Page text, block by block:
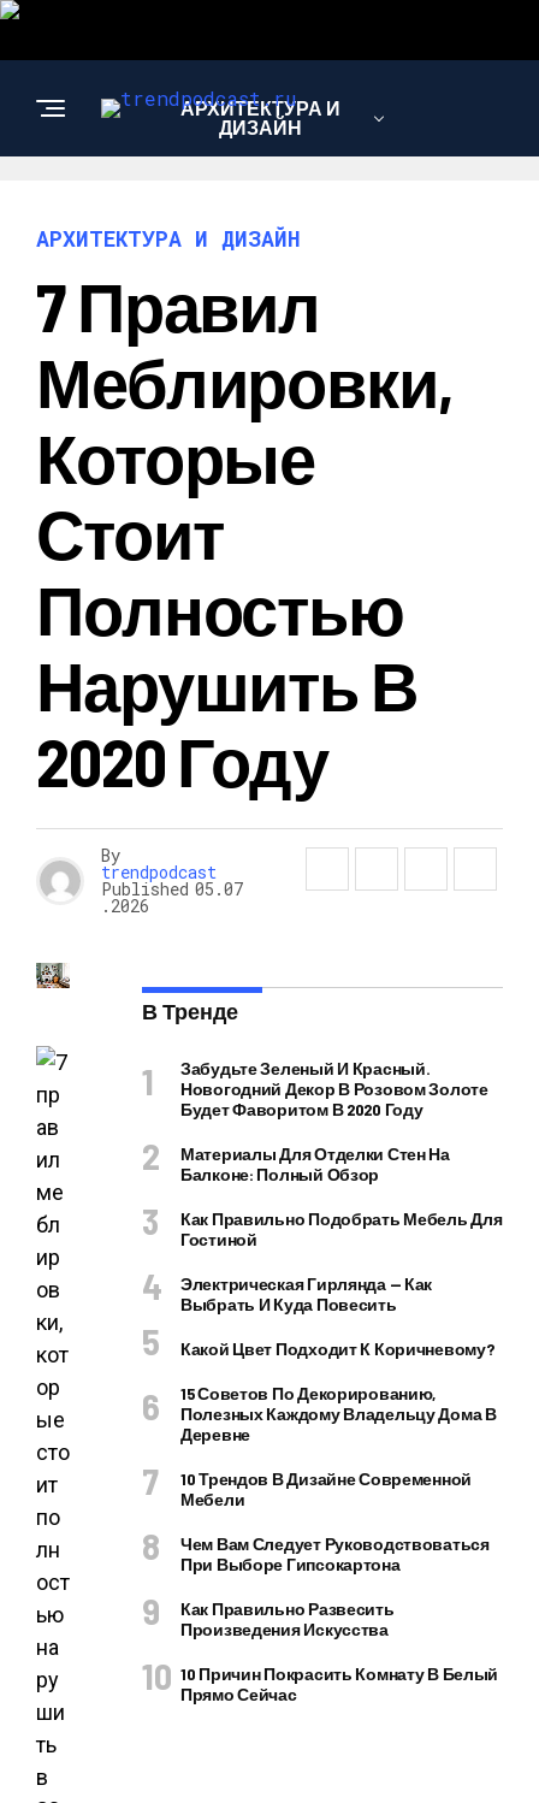
АРХИТЕКТУРА И
ДИЗАЙН
АРХИТЕКТУРА И ДИЗАЙН
7 Правил
Меблировки,
Которые
Стоит
Полностью
Нарушить В
2020 Году
By
trendpodcast
Published 05.07
.2026
В Тренде
Забудьте Зеленый И Красный.
Новогодний Декор В Розовом Золоте
Будет Фаворитом В 2020 Году
Материалы Для Отделки Стен На
Балконе: Полный Обзор
Как Правильно Подобрать Мебель Для
Гостиной
Электрическая Гирлянда — Как
Выбрать И Куда Повесить
Какой Цвет Подходит К Коричневому?
15 Советов По Декорированию,
Полезных Каждому Владельцу Дома В
Деревне
10 Трендов В Дизайне Современной
Мебели
Чем Вам Следует Руководствоваться
При Выборе Гипсокартона
Как Правильно Развесить
Произведения Искусства
10 Причин Покрасить Комнату В Белый
Прямо Сейчас